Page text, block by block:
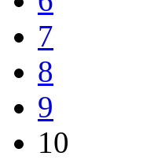
7
8
9
10